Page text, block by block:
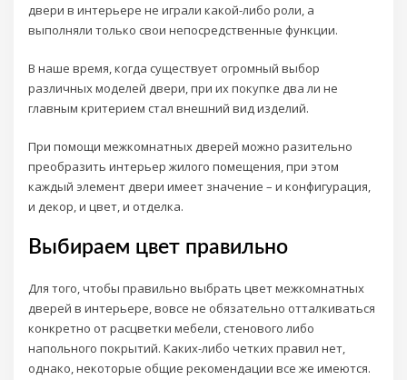
двери в интерьере не играли какой-либо роли, а
выполняли только свои непосредственные функции.
В наше время, когда существует огромный выбор
различных моделей двери, при их покупке два ли не
главным критерием стал внешний вид изделий.
При помощи межкомнатных дверей можно разительно
преобразить интерьер жилого помещения, при этом
каждый элемент двери имеет значение – и конфигурация,
и декор, и цвет, и отделка.
Выбираем цвет правильно
Для того, чтобы правильно выбрать цвет межкомнатных
дверей в интерьере, вовсе не обязательно отталкиваться
конкретно от расцветки мебели, стенового либо
напольного покрытий. Каких-либо четких правил нет,
однако, некоторые общие рекомендации все же имеются.